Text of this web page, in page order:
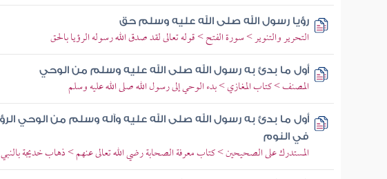
رؤيا رسول الله صلى الله عليه وسلم حق
التحرير والتنوير > سورة الفتح > قوله تعالى لقد صدق الله رسوله الرؤيا بالحق
أول ما بدئ به رسول الله صلى الله عليه وسلم من الوحي
المصنف > كتاب المغازي > بدء الوحي إلى رسول الله صلى الله عليه وسلم
أول ما بدئ به رسول الله صلى الله عليه وآله وسلم من الوحي
في النوم
المستدرك على الصحيحين > كتاب معرفة الصحابة رضي الله تعالى عنهم > ذهاب خديجة